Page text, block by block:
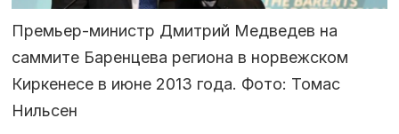
Премьер-министр Дмитрий Медведев на
саммите Баренцева региона в норвежском
Киркенесе в июне 2013 года. Фото: Томас
Нильсен